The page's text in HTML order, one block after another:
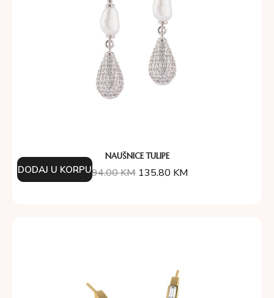
NAUŠNICE TULIPE
194.00KM 135.80 KM
DODAJ U KORPU